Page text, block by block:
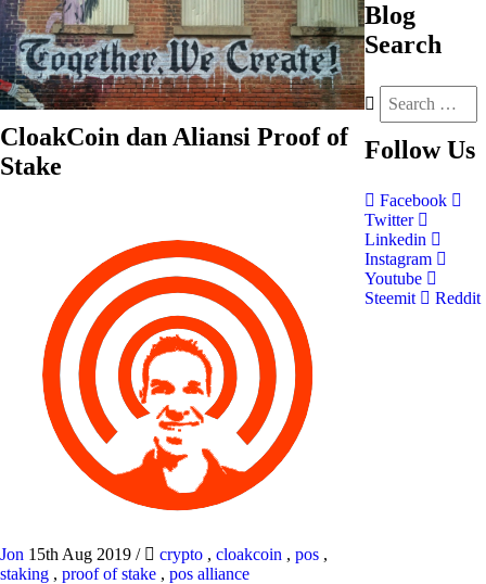
CloakCoin dan Aliansi Proof of
Stake
Jon 15th Aug 2019 / crypto , cloakcoin , pos ,
staking , proof of stake , pos alliance
Blog
Search
Follow Us
Facebook
Twitter
Linkedin
Instagram
Youtube
Steemit
Reddit